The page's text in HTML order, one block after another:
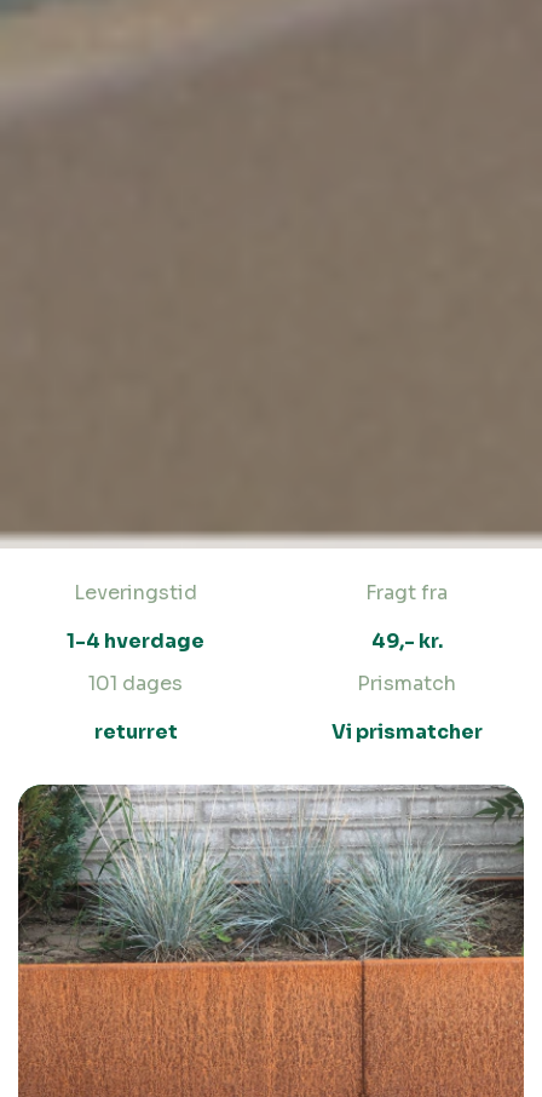
Leveringstid
1-4 hverdage
Fragt fra
49,- kr.
101 dages
returret
Prismatch
Vi prismatcher